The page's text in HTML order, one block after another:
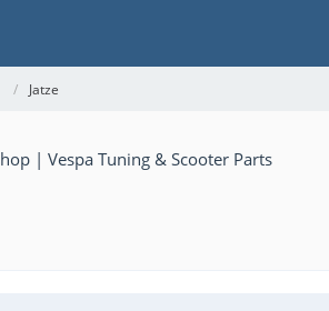
Jatze